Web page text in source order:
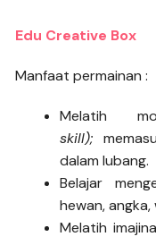
Edu Creative Box
Manfaat permainan :
Melatih
skill);
dalam lubang.
Belajar
hewan,
Melatih